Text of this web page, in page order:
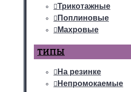
Трикотажные
Поплиновые
Махровые
ТИПЫ
На резинке
Непромокаемые